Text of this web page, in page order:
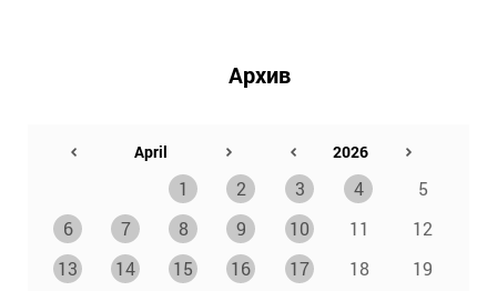
Архив
1 2 3 4
5
6
7 8 9 10 11
12
13
14 15 16 17 18
19